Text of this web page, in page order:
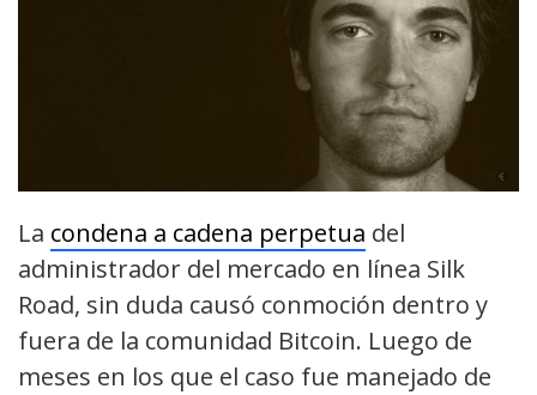
La condena a cadena perpetua del
administrador del mercado en línea Silk
Road, sin duda causó conmoción dentro y
fuera de la comunidad Bitcoin. Luego de
meses en los que el caso fue manejado de